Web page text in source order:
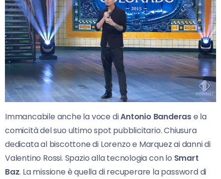
Immancabile anche la voce diAntonio Banderase la
comicità del suo ultimo spot pubblicitario. Chiusura
dedicata al biscottone di Lorenzo e Marquez ai danni di
Valentino Rossi. Spazio alla tecnologia con lo Smart
Baz. La missione è quella di recuperare la password di